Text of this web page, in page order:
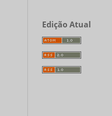
Edição Atual